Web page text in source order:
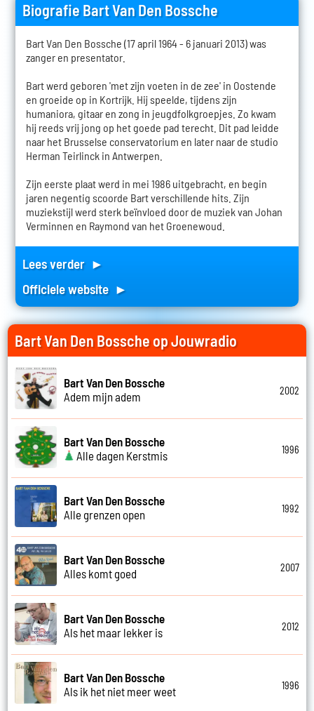
Biografie Bart Van Den Bossche
Bart Van Den Bossche (17 april 1964 - 6 januari 2013) was
zanger en presentator.
Bart werd geboren 'met zijn voeten in de zee' in Oostende
en groeide op in Kortrijk. Hij speelde, tijdens zijn
humaniora, gitaar en zong in jeugdfolkgroepjes. Zo kwam
hij reeds vrij jong op het goede pad terecht. Dit pad leidde
naar het Brusselse conservatorium en later naar de studio
Herman Teirlinck in Antwerpen.
Zijn eerste plaat werd in mei 1986 uitgebracht, en begin
jaren negentig scoorde Bart verschillende hits. Zijn
muziekstijl werd sterk beïnvloed door de muziek van Johan
Verminnen en Raymond van het Groenewoud.
Lees verder ►
Officiele website ►
Bart Van Den Bossche op Jouwradio
Bart Van Den Bossche
Adem mijn adem
2002
Bart Van Den Bossche
Alle dagen Kerstmis
1996
Bart Van Den Bossche
Alle grenzen open
1992
Bart Van Den Bossche
Alles komt goed
2007
Bart Van Den Bossche
Als het maar lekker is
2012
Bart Van Den Bossche
Als ik het niet meer weet
1996